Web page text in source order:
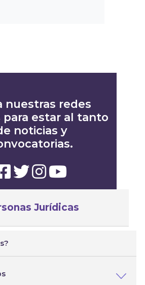
Jurídicas
nuestras redes
para estar al tanto
noticias y